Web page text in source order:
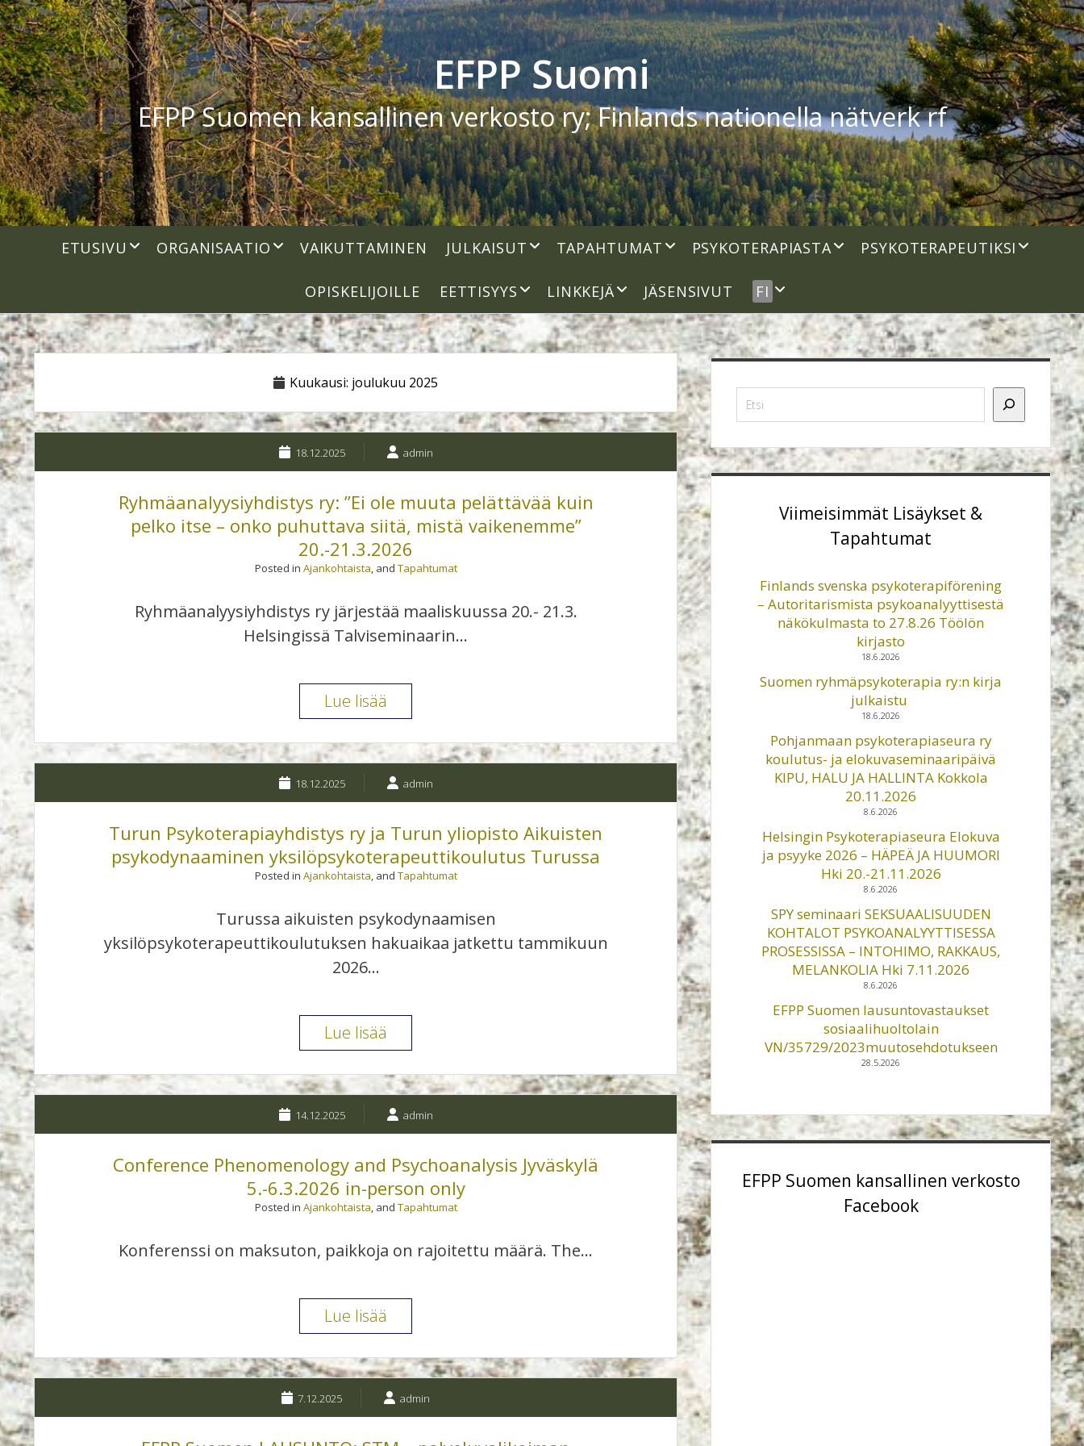
EFPP Suomi
EFPP Suomen kansallinen verkosto ry; Finlands nationella nätverk rf
ETUSIVU open
dropdown
ORGANISAATIO open
dropdown
VAIKUTTAMINEN JULKAISUT open
dropdownTAPAHTUMAT open
dropdown
PSYKOTERAPIASTAopen
dropdown
PSYKOTERAPEUTIKSI open
OPISKELIJOILLE EETTISYYS open
dropdown
menu
LINKKEJÄ open
dropdown
menu
JÄSENSIVUT FI open
menu
Kuukausi: joulukuu 2025
18.12.2025 admin
Ryhmäanalyysiyhdistys ry: ”Ei ole muuta pelättävää kuin
pelko itse – onko puhuttava siitä, mistä vaikenemme”
20.-21.3.2026
Posted in Ajankohtaista, and Tapahtumat
Ryhmäanalyysiyhdistys ry järjestää maaliskuussa 20.- 21.3.
Helsingissä Talviseminaarin…
Lue lisää
ry:
”Ei
ole
muuta
kuin
pelko
–
onko
mistä
18.12.2025 admin
Turun Psykoterapiayhdistys ry ja Turun yliopisto Aikuisten
psykodynaaminen yksilöpsykoterapeuttikoulutus Turussa
Posted in Ajankohtaista, and Tapahtumat
Turussa aikuisten psykodynaamisen
yksilöpsykoterapeuttikoulutuksen hakuaikaa jatkettu tammikuun
2026…
Lue lisää
Psykoterapiayhdistys
ry
ja
Turun
Aikuisten
psykodynaaminen
Turussa
14.12.2025 admin
Conference Phenomenology and Psychoanalysis Jyväskylä
5.-6.3.2026 in-person only
Posted in Ajankohtaista, and Tapahtumat
Konferenssi on maksuton, paikkoja on rajoitettu määrä. The…
Lue lisää
Phenomenology
and
Psychoanalysis
Jyväskylä
7.12.2025 admin
Sidebar
Viimeisimmät Lisäykset &
Tapahtumat
Finlands svenska psykoterapiförening
– Autoritarismista psykoanalyyttisestä
näkökulmasta to 27.8.26 Töölön
kirjasto
18.6.2026
Suomen ryhmäpsykoterapia ry:n kirja
julkaistu
18.6.2026
Pohjanmaan psykoterapiaseura ry
koulutus- ja elokuvaseminaaripäivä
KIPU, HALU JA HALLINTA Kokkola
20.11.2026
8.6.2026
Helsingin Psykoterapiaseura Elokuva
ja psyyke 2026 – HÄPEÄ JA HUUMORI
Hki 20.-21.11.2026
8.6.2026
SPY seminaari SEKSUAALISUUDEN
KOHTALOT PSYKOANALYYTTISESSA
PROSESSISSA – INTOHIMO, RAKKAUS,
MELANKOLIA Hki 7.11.2026
8.6.2026
EFPP Suomen lausuntovastaukset
sosiaalihuoltolain
VN/35729/2023muutosehdotukseen
28.5.2026
EFPP Suomen kansallinen verkosto
Facebook